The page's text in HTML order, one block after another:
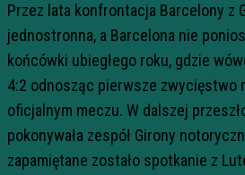
Przez lata konfrontacja Barcelony z
jednostronna, a Barcelona nie
końcówki ubiegłego roku, gdzie
4:2 odnosząc pierwsze zwycięstwo
oficjalnym meczu. W dalszej
pokonywała zespół Girony
zapamiętane zostało spotkanie z